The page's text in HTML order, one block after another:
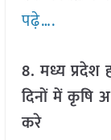
पढ़े….
8. मध्य प्रदेश
दिनों में कृषि
करे